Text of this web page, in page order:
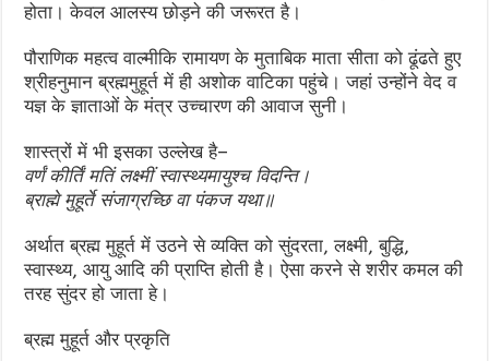
होता। केवल आलस्य छोड़ने की जरूरत है।
पौराणिक महत्व वाल्मीकि रामायण के मुताबिक माता सीता को ढूंढते हुए
श्रीहनुमान ब्रह्ममुहूर्त में ही अशोक वाटिका पहुंचे। जहां उन्होंने वेद व
यज्ञ के ज्ञाताओं के मंत्र उच्चारण की आवाज सुनी।
शास्त्रों में भी इसका उल्लेख है–
वर्णं कीर्तिं मतिं लक्ष्मीं स्वास्थ्यमायुश्च विदन्ति।
ब्राह्मे मुहूर्ते संजाग्रच्छि वा पंकज यथा॥
अर्थात ब्रह्म मुहूर्त में उठने से व्यक्ति को सुंदरता, लक्ष्मी, बुद्धि,
स्वास्थ्य, आयु आदि की प्राप्ति होती है। ऐसा करने से शरीर कमल की
तरह सुंदर हो जाता हे।
ब्रह्म मुहूर्त और प्रकृति